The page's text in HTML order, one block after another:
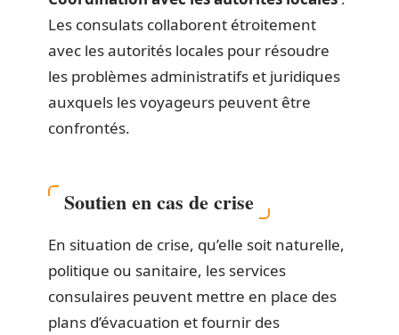
Les consulats collaborent étroitement
avec les autorités locales pour résoudre
les problèmes administratifs et juridiques
auxquels les voyageurs peuvent être
confrontés.
Soutien en cas de crise
En situation de crise, qu’elle soit naturelle,
politique ou sanitaire, les services
consulaires peuvent mettre en place des
plans d’évacuation et fournir des